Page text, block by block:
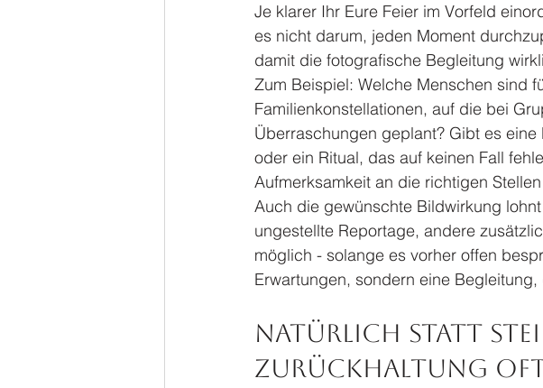
Je klarer Ihr Eure Feier im Vorfeld
es nicht darum, jeden Moment
damit die fotografische Begleitung
Zum Beispiel: Welche Menschen sind
Familienkonstellationen, auf die bei
Überraschungen geplant? Gibt es
oder ein Ritual, das auf keinen Fall
Aufmerksamkeit an die richtigen
Auch die gewünschte Bildwirkung
ungestellte Reportage, andere
möglich - solange es vorher offen
Erwartungen, sondern eine
Natürlich statt
Zurückhaltung oft